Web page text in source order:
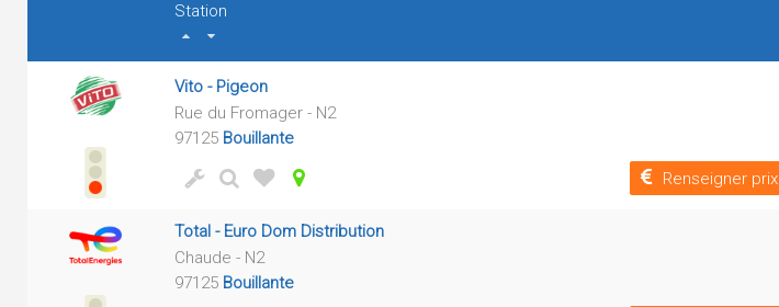
Station
Vito - Pigeon
Rue du Fromager - N2
97125 Bouillante
Renseigner prix
Total - Euro Dom Distribution
Chaude - N2
97125 Bouillante